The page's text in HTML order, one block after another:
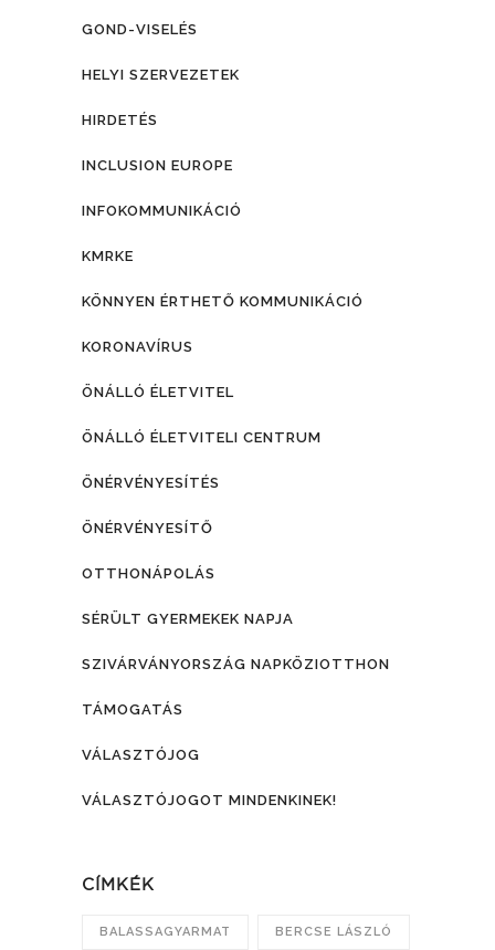
GOND-VISELÉS
HELYI SZERVEZETEK
HIRDETÉS
INCLUSION EUROPE
INFOKOMMUNIKÁCIÓ
KMRKE
KÖNNYEN ÉRTHETŐ KOMMUNIKÁCIÓ
KORONAVÍRUS
ÖNÁLLÓ ÉLETVITEL
ÖNÁLLÓ ÉLETVITELI CENTRUM
ÖNÉRVÉNYESÍTÉS
ÖNÉRVÉNYESÍTŐ
OTTHONÁPOLÁS
SÉRÜLT GYERMEKEK NAPJA
SZIVÁRVÁNYORSZÁG NAPKÖZIOTTHON
TÁMOGATÁS
VÁLASZTÓJOG
VÁLASZTÓJOGOT MINDENKINEK!
CÍMKÉK
BALASSAGYARMAT BERCSE LÁSZLÓ